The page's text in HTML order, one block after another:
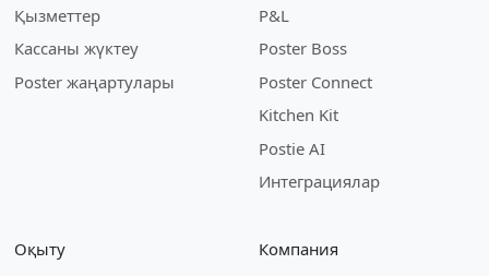
Қызметтер
Кассаны жүктеу
Poster жаңартулары
P&L
Poster Boss
Poster Connect
Kitchen Kit
Postie AI
Интеграциялар
Оқыту
Компания